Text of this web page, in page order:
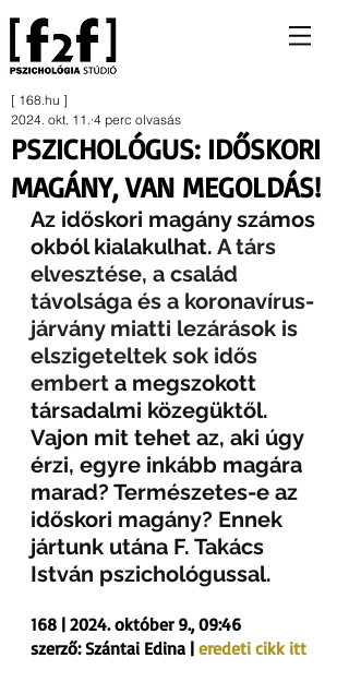
PSZICHOLÓGUS: IDŐSKORI
MAGÁNY, VAN MEGOLDÁS!
[ 168.hu ]
2024. okt. 11. 4 perc olvasás
Az időskori magány számos
okból kialakulhat. A társ
elvesztése, a család
távolsága és a koronavírus-
járvány miatti lezárások is
elszigeteltek sok idős
embert a megszokott
társadalmi közegüktől.
Vajon mit tehet az, aki úgy
érzi, egyre inkább magára
marad? Természetes-e az
időskori magány? Ennek
jártunk utána F. Takács
István pszichológussal.
168 | 2024. október 9., 09:46
szerző: Szántai Edina | eredeti cikk itt